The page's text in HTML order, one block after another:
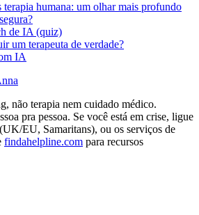
humana: um olhar mais profundo
de IA (quiz)
um terapeuta de verdade?
IA
não terapia nem cuidado médico.
pra pessoa. Se você está em crise, ligue
(UK/EU, Samaritans), ou os serviços de
findahelpline.com para recursos